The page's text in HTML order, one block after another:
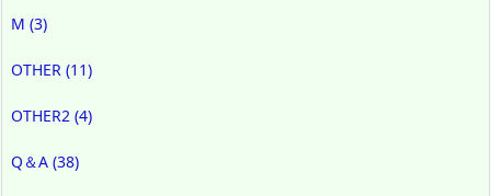
M (3)
OTHER (11)
OTHER2 (4)
Q＆A (38)